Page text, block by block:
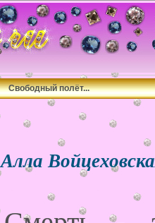
Свободный полёт...
Алла